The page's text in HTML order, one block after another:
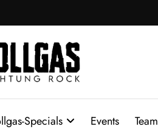
Specials Events Team